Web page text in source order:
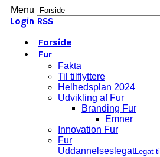
Menu
Login RSS
Forside
Fur
Fakta
Til tilflyttere
Helhedsplan 2024
Udvikling af Fur
Branding Fur
Emner
Innovation Fur
Fur
UddannelseslegatLegat til